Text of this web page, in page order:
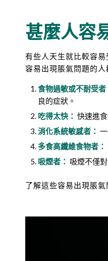
甚麼人容
有些人天生就比較容
容易出現脹氣問題的人
食物過敏或不耐受者
良的症狀。
吃得太快： 快速進
消化系統敏感者：
多食高纖維食物者：
吸煙者： 吸煙不僅
了解這些容易出現脹